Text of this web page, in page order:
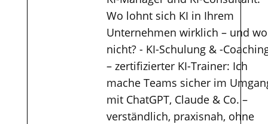
Wo lohnt sich KI in Ihrem
Unternehmen wirklich – und wo
nicht? - KI-Schulung & -
– zertifizierter KI-Trainer: Ich
mache Teams sicher im
mit ChatGPT, Claude & Co. –
verständlich, praxisnah, ohne